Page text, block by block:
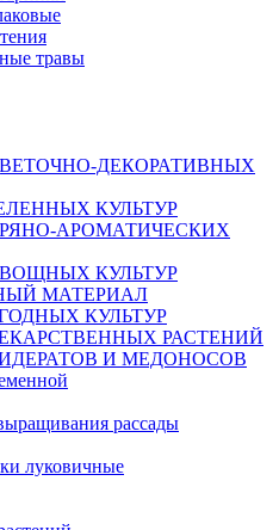
травы
ДЕКОРАТИВНЫХ
КУЛЬТУР
АРОМАТИЧЕСКИХ
КУЛЬТУР
МАТЕРИАЛ
КУЛЬТУР
РАСТЕНИЙ
И МЕДОНОСОВ
рассады
луковичные